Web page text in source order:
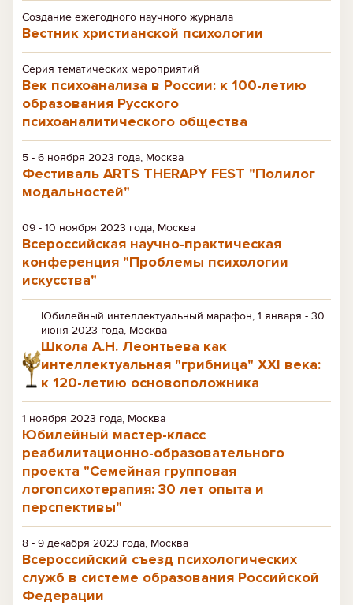
Создание ежегодного научного журнала
Вестник христианской психологии
Серия тематических мероприятий
Век психоанализа в России: к 100-летию
образования Русского
психоаналитического общества
5 - 6 ноября 2023 года, Москва
Фестиваль ARTS THERAPY FEST "Полилог
модальностей"
09 - 10 ноября 2023 года, Москва
Всероссийская научно-практическая
конференция "Проблемы психологии
искусства"
Юбилейный интеллектуальный марафон, 1 января - 30
июня 2023 года, Москва
Школа А.Н. Леонтьева как
интеллектуальная "грибница" XXI века:
к 120-летию основоположника
1 ноября 2023 года, Москва
Юбилейный мастер-класс
реабилитационно-образовательного
проекта "Семейная групповая
логопсихотерапия: 30 лет опыта и
перспективы"
8 - 9 декабря 2023 года, Москва
Всероссийский съезд психологических
служб в системе образования Российской
Федерации